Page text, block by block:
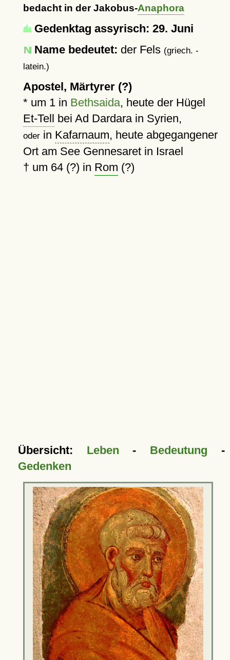
bedacht in der Jakobus-Anaphora
Gedenktag assyrisch: 29. Juni
Name bedeutet: der Fels (griech. -
latein.)
Apostel, Märtyrer (?)
* um 1in Bethsaida, heute der Hügel
Et-Tell bei Ad Dardara in Syrien,
oderin Kafarnaum, heute abgegangener
Ort am See Gennesaret in Israel
† um 64 (?) in Rom (?)
Übersicht: Leben - Bedeutung -
Gedenken